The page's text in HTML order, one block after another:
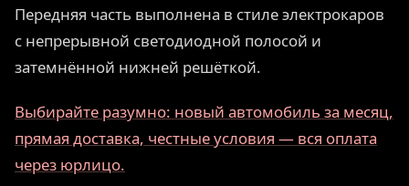
Передняя часть выполнена в стиле электрокаров
с непрерывной светодиодной полосой и
затемнённой нижней решёткой.
Выбирайте разумно: новый автомобиль за месяц,
прямая доставка, честные условия — вся оплата
через юрлицо.